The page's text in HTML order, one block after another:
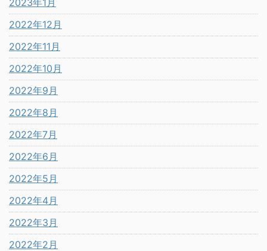
2022年12月
2022年11月
2022年10月
2022年9月
2022年8月
2022年7月
2022年6月
2022年5月
2022年4月
2022年3月
2022年2月